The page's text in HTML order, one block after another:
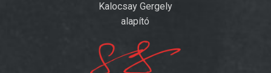
Kalocsay Gergely
alapító